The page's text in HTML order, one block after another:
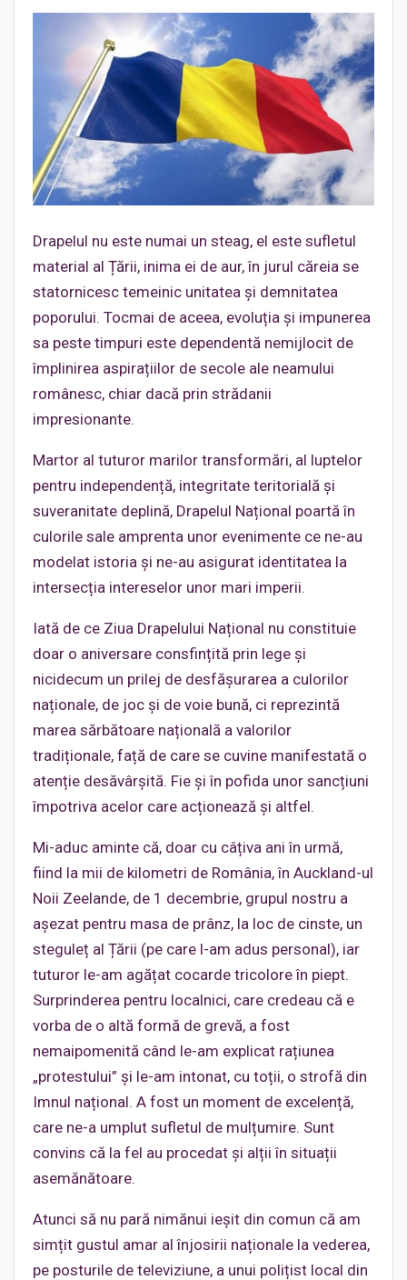
Drapelul nu este numai un steag, el este sufletul
material al Țării, inima ei de aur, în jurul căreia se
statornicesc temeinic unitatea și demnitatea
poporului. Tocmai de aceea, evoluția și impunerea
sa peste timpuri este dependentă nemijlocit de
împlinirea aspirațiilor de secole ale neamului
românesc, chiar dacă prin strădanii
impresionante.
Martor al tuturor marilor transformări, al luptelor
pentru independență, integritate teritorială și
suveranitate deplină, Drapelul Național poartă în
culorile sale amprenta unor evenimente ce ne-au
modelat istoria și ne-au asigurat identitatea la
intersecția intereselor unor mari imperii.
Iată de ce Ziua Drapelului Național nu constituie
doar o aniversare consfințită prin lege și
nicidecum un prilej de desfășurarea a culorilor
naționale, de joc și de voie bună, ci reprezintă
marea sărbătoare națională a valorilor
tradiționale, față de care se cuvine manifestată o
atenție desăvârșită. Fie și în pofida unor sancțiuni
împotriva acelor care acționează și altfel.
Mi-aduc aminte că, doar cu câțiva ani în urmă,
fiind la mii de kilometri de România, în Auckland-ul
Noii Zeelande, de 1 decembrie, grupul nostru a
așezat pentru masa de prânz, la loc de cinste, un
steguleț al Țării (pe care l-am adus personal), iar
tuturor le-am agățat cocarde tricolore în piept.
Surprinderea pentru localnici, care credeau că e
vorba de o altă formă de grevă, a fost
nemaipomenită când le-am explicat rațiunea
„protestului” și le-am intonat, cu toții, o strofă din
Imnul național. A fost un moment de excelență,
care ne-a umplut sufletul de mulțumire. Sunt
convins că la fel au procedat și alții în situații
asemănătoare.
Atunci să nu pară nimănui ieșit din comun că am
simțit gustul amar al înjosirii naționale la vederea,
pe posturile de televiziune, a unui polițist local din